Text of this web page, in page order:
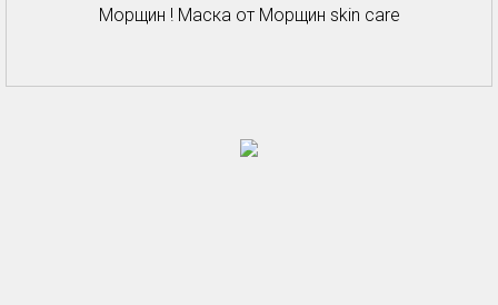
Морщин ! Маска от Морщин skin care